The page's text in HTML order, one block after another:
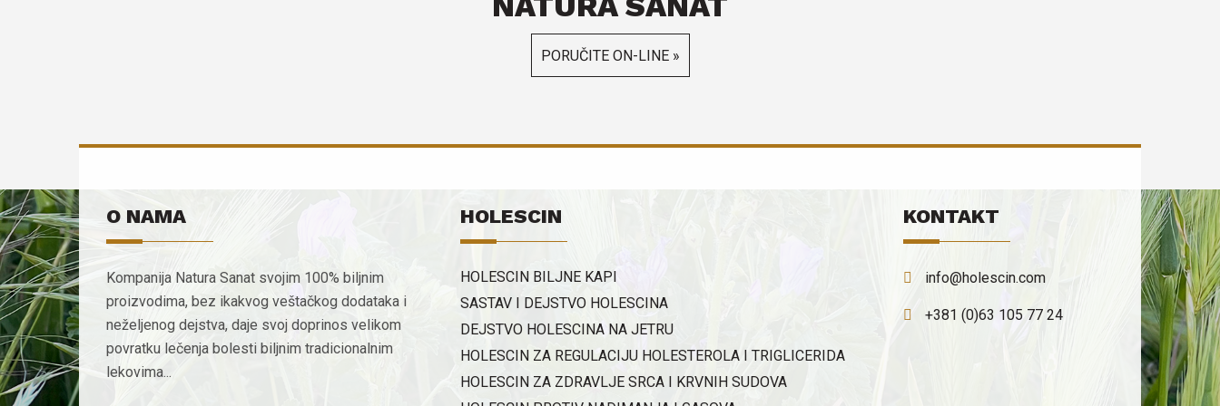
želucu i stomaku čime pokazuje osobine dispeptika,
digestivnih poremećaja kao što su nadimanje i
poboljšava zdravlje organa za varenje jer podstiče
poboljšava zdravlje jetre, protivupalno -
poboljšava rad srca i krvnih sudova
PORUČITE ON-LINE »
O NAMA
Kompanija Natura Sanat svojim 100% biljnim
proizvodima, bez ikakvog veštačkog dodataka i
neželjenog dejstva, daje svoj doprinos velikom
povratku lečenja bolesti biljnim tradicionalnim
lekovima...
HOLESCIN
HOLESCIN BILJNE KAPI
SASTAV I DEJSTVO HOLESCINA
DEJSTVO HOLESCINA NA JETRU
HOLESCIN ZA REGULACIJU HOLESTEROLA I TRIGLICERIDA
HOLESCIN ZA ZDRAVLJE SRCA I KRVNIH SUDOVA
KONTAKT
info@holescin.com
+381 (0)63 105 77 24